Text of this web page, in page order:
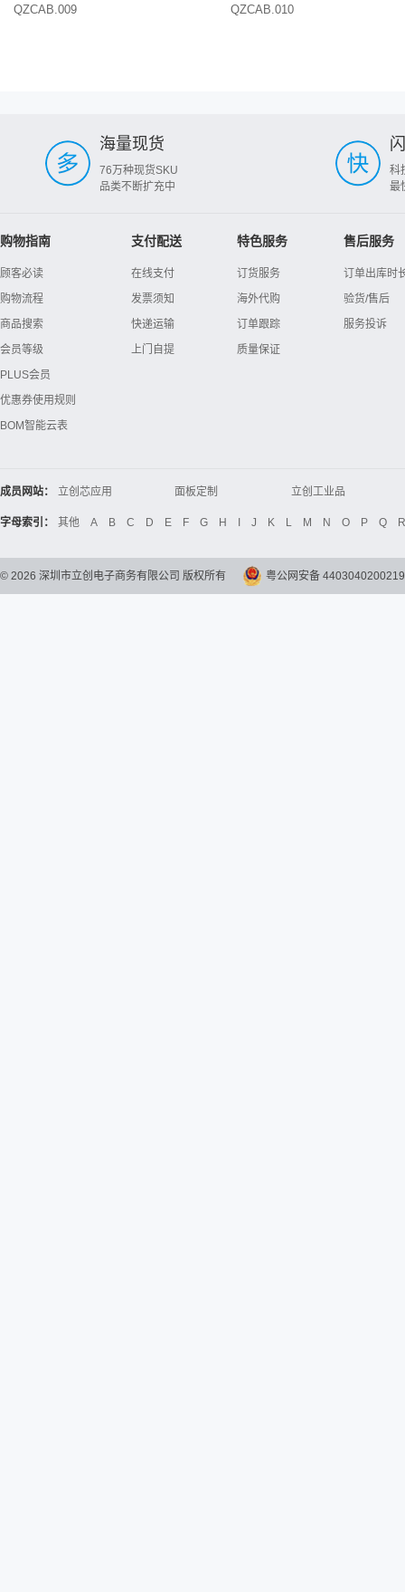
QZCAB.009 QZCAB.010
海量现货
76万种现货SKU
品类不断扩充中
科
最
购物指南
顾客必读
购物流程
商品搜索
会员等级
PLUS会员
优惠券使用规则
BOM智能云表
支付配送
在线支付
发票须知
快递运输
上门自提
特色服务
订货服务
海外代购
订单跟踪
质量保证
售后服务
订单出库时
验货/售后
服务投诉
成员网站： 立创芯应用 面板定制
立创工业品
立创电子设计大赛
立创开源硬件
字母索引： 其他 A B C D E F G H J K L M N O P Q R
© 2026 深圳市立创电子商务有限公司 版权所有 粤公网安备